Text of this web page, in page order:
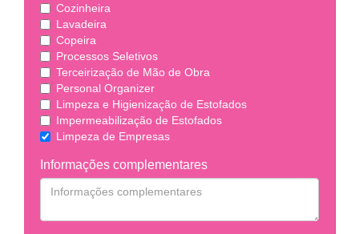
Cozinheira
Lavadeira
Copeira
Processos Seletivos
Terceirização de Mão de Obra
Personal Organizer
Limpeza e Higienização de Estofados
Impermeabilização de Estofados
Limpeza de Empresas
Informações complementares